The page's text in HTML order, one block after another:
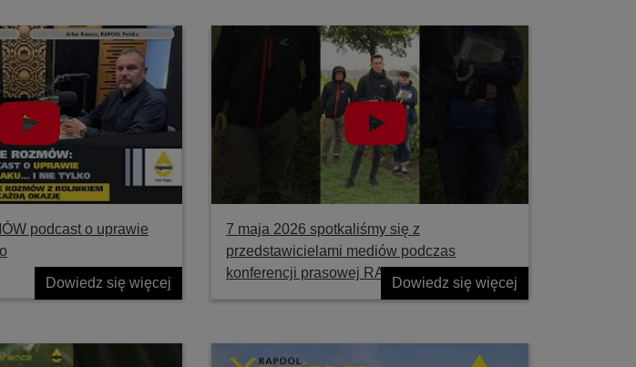
podcast o uprawie
Dowiedz się więcej
7 maja 2026 spotkaliśmy się z
przedstawicielami mediów podczas
konferencji prasowej RAPOOL
Dowiedz się więcej